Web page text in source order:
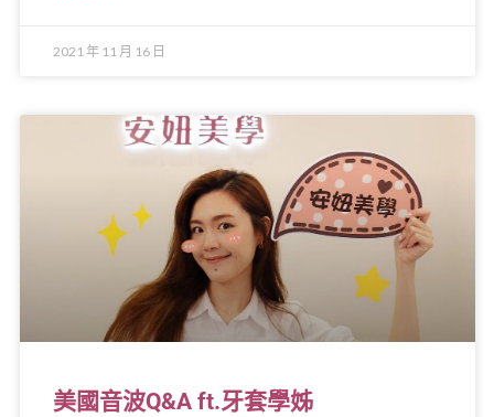
2021 年 11 月 16 日
美國音波Q&A ft.牙套學姊